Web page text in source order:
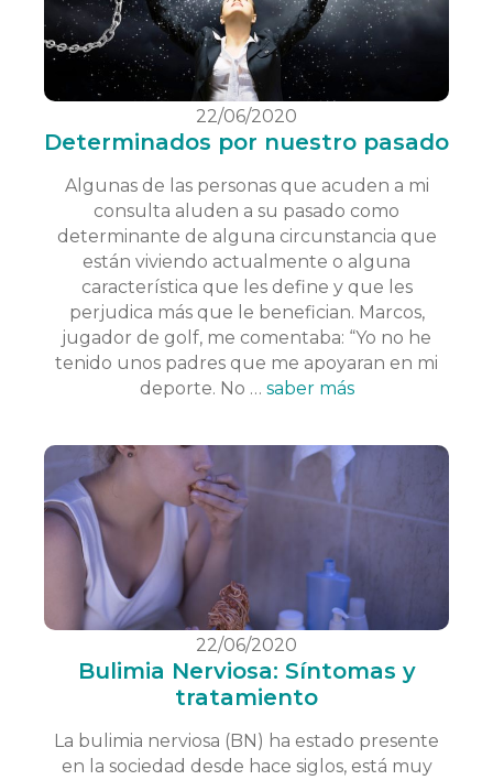
22/06/2020
Determinados por nuestro pasado
Algunas de las personas que acuden a mi
consulta aluden a su pasado como
determinante de alguna circunstancia que
están viviendo actualmente o alguna
característica que les define y que les
perjudica más que le benefician. Marcos,
jugador de golf, me comentaba: “Yo no he
tenido unos padres que me apoyaran en mi
deporte. No … saber más
22/06/2020
Bulimia Nerviosa: Síntomas y
tratamiento
La bulimia nerviosa (BN) ha estado presente
en la sociedad desde hace siglos, está muy